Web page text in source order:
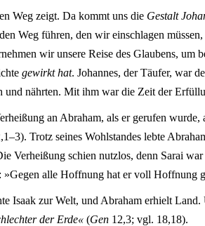
Weg zeigt. Da kommt uns die Gestalt
Weg führen, den wir einschlagen
wir unsere Reise des Glaubens, um
gewirkt hat. Johannes, der Täufer, war
und nährten. Mit ihm war die Zeit der
an Abraham, als er gerufen
Trotz seines Wohlstandes lebte
Verheißung schien nutzlos, denn Sarai
»Gegen alle Hoffnung hat er voll Hoffnung
Isaak zur Welt, und Abraham erhielt
der Erde« (Gen 12,3; vgl. 18,18).